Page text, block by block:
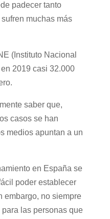
padecer tanto
muchas más
(Instituto Nacional
2019 casi 32.000
saber que,
casos se han
medios apuntan a un
en España se
poder establecer
embargo, no siempre
las personas que